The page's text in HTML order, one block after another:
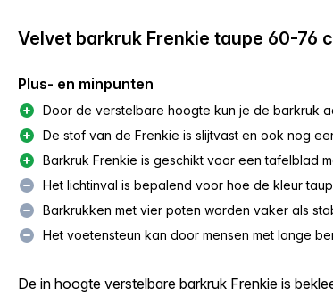
Velvet barkruk Frenkie taupe 60-76
Plus- en minpunten
Door de verstelbare hoogte kun je de barkruk
De stof van de Frenkie is slijtvast en ook nog
Barkruk Frenkie is geschikt voor een tafelblad
Het lichtinval is bepalend voor hoe de kleur
Barkrukken met vier poten worden vaker als
Het voetensteun kan door mensen met lange
De in hoogte verstelbare barkruk Frenkie is